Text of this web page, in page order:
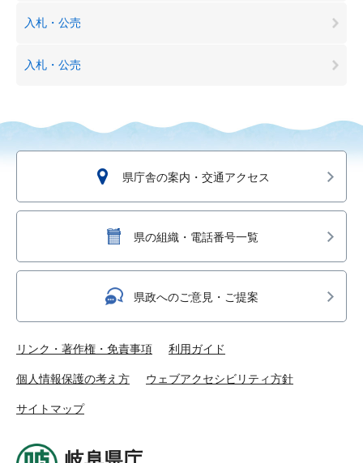
入札・公売
入札・公売
県庁舎の案内・交通アクセス
県の組織・電話番号一覧
県政へのご意見・ご提案
リンク・著作権・免責事項 利用ガイド
個人情報保護の考え方 ウェブアクセシビリティ方針
サイトマップ